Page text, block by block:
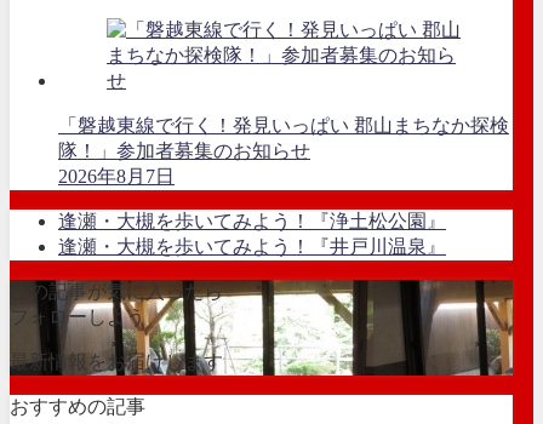
「磐越東線で行く！発見いっぱい 郡山まちなか探検
隊！」参加者募集のお知らせ
2026年8月7日
逢瀬・大槻を歩いてみよう！『浄土松公園』
逢瀬・大槻を歩いてみよう！『井戸川温泉』
この記事が気に入ったら
フォローしよう
最新情報をお届けします
おすすめの記事